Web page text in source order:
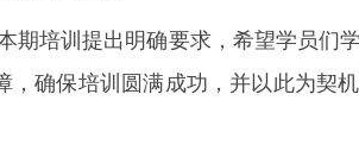
培训提出明确要求，希望学员们
确保培训圆满成功，并以此为契